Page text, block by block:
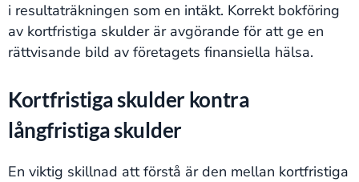
i resultaträkningen som en intäkt​​. Korrekt bokföring
av kortfristiga skulder är avgörande för att ge en
rättvisande bild av företagets finansiella hälsa.
Kortfristiga skulder kontra
långfristiga skulder
En viktig skillnad att förstå är den mellan kortfristiga